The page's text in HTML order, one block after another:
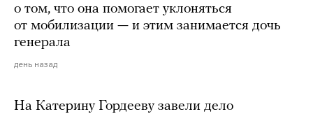
о том, что она помогает уклоняться
от мобилизации — и этим занимается дочь
генерала
день назад
На Катерину Гордееву завели дело